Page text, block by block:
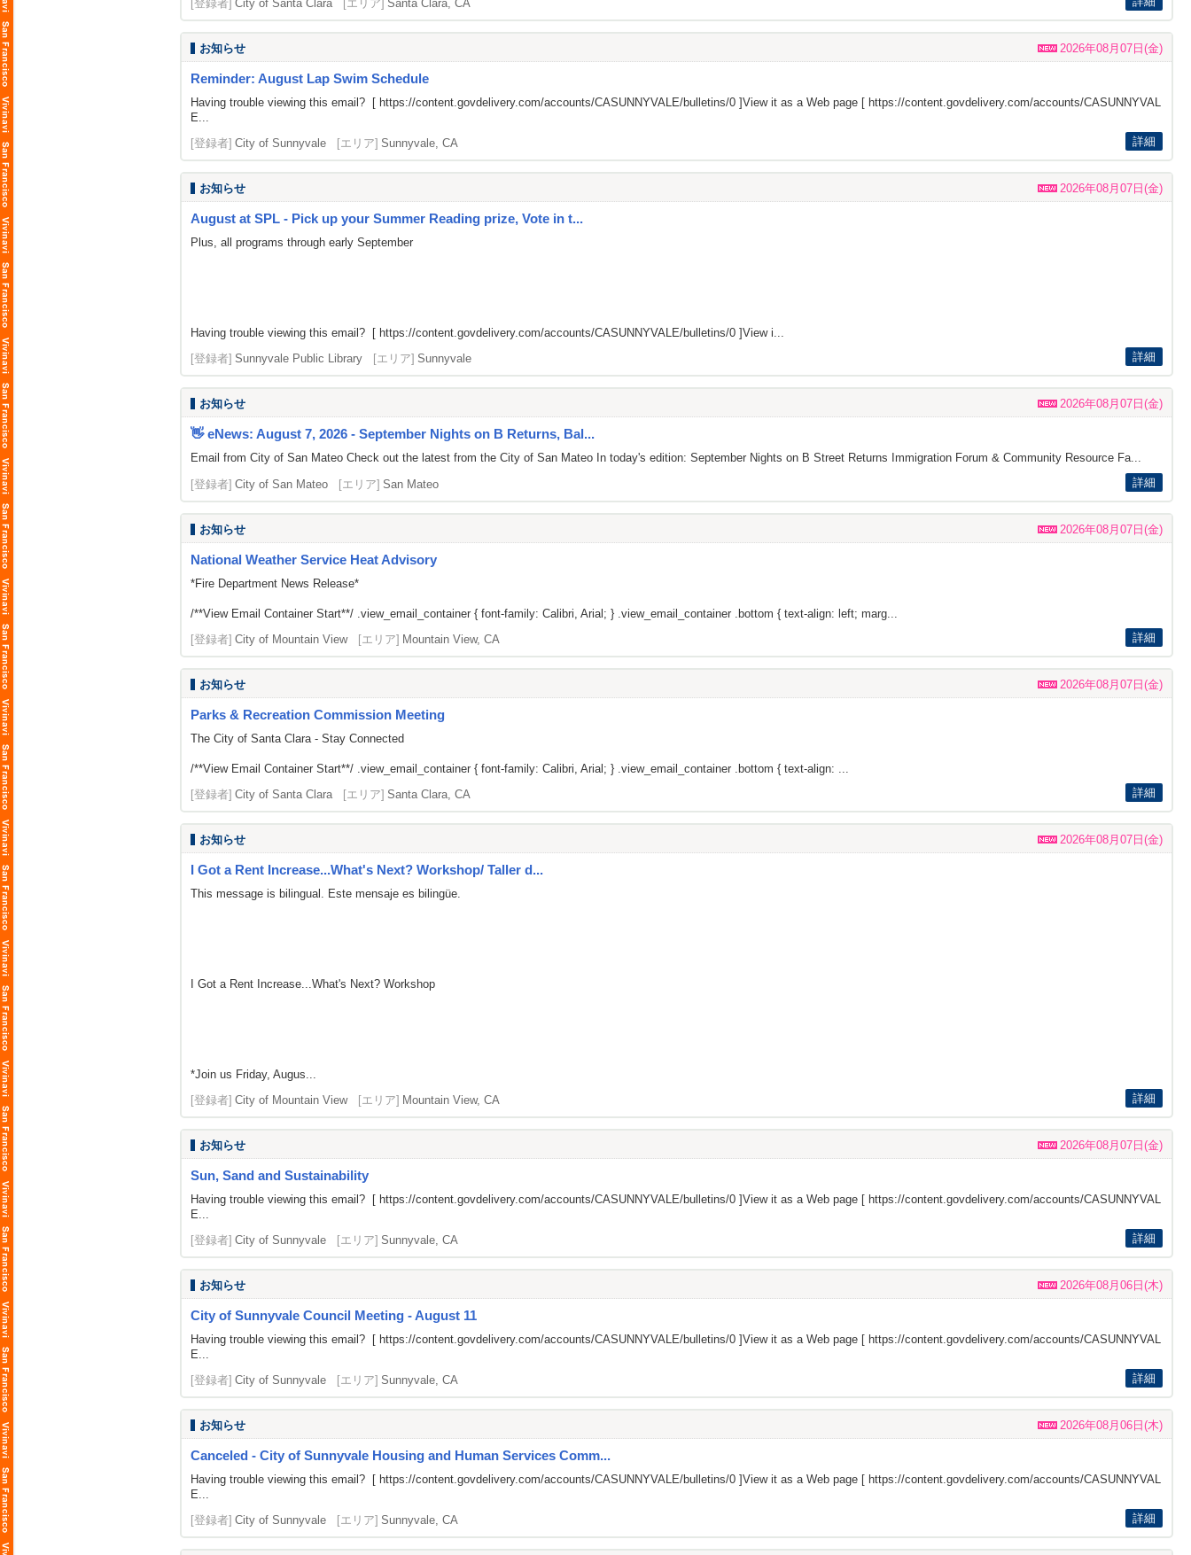
[登録者] City of Santa Clara [エリア] Santa Clara, CA
お知らせ 2026年08月07日(金)
Reminder: August Lap Swim Schedule
Having trouble viewing this email? [ https://content.govdelivery.com/accounts/CASUNNYVALE/bulletins/0 ]View it as a Web page [ https://content.govdelivery.com/accounts/CASUNNYVAL
E...
[登録者] City of Sunnyvale [エリア] Sunnyvale, CA 詳細
お知らせ 2026年08月07日(金)
August at SPL - Pick up your Summer Reading prize, Vote in t...
Plus, all programs through early September
Having trouble viewing this email? [ https://content.govdelivery.com/accounts/CASUNNYVALE/bulletins/0 ]View i...
[登録者] Sunnyvale Public Library [エリア] Sunnyvale 詳細
お知らせ 2026年08月07日(金)
👋 eNews: August 7, 2026 - September Nights on B Returns, Bal...
Email from City of San Mateo Check out the latest from the City of San Mateo In today's edition: September Nights on B Street Returns Immigration Forum & Community Resource Fa...
[登録者] City of San Mateo [エリア] San Mateo 詳細
お知らせ 2026年08月07日(金)
National Weather Service Heat Advisory
*Fire Department News Release*
/**View Email Container Start**/ .view_email_container { font-family: Calibri, Arial; } .view_email_container .bottom { text-align: left; marg...
[登録者] City of Mountain View [エリア] Mountain View, CA 詳細
お知らせ 2026年08月07日(金)
Parks & Recreation Commission Meeting
The City of Santa Clara - Stay Connected
/**View Email Container Start**/ .view_email_container { font-family: Calibri, Arial; } .view_email_container .bottom { text-align: ...
[登録者] City of Santa Clara [エリア] Santa Clara, CA 詳細
お知らせ 2026年08月07日(金)
I Got a Rent Increase...What's Next? Workshop/ Taller d...
This message is bilingual. Este mensaje es bilingüe.
I Got a Rent Increase...What's Next? Workshop
*Join us Friday, Augus...
[登録者] City of Mountain View [エリア] Mountain View, CA 詳細
お知らせ 2026年08月07日(金)
Sun, Sand and Sustainability
Having trouble viewing this email? [ https://content.govdelivery.com/accounts/CASUNNYVALE/bulletins/0 ]View it as a Web page [ https://content.govdelivery.com/accounts/CASUNNYVAL
E...
[登録者] City of Sunnyvale [エリア] Sunnyvale, CA 詳細
お知らせ 2026年08月06日(木)
City of Sunnyvale Council Meeting - August 11
Having trouble viewing this email? [ https://content.govdelivery.com/accounts/CASUNNYVALE/bulletins/0 ]View it as a Web page [ https://content.govdelivery.com/accounts/CASUNNYVAL
E...
[登録者] City of Sunnyvale [エリア] Sunnyvale, CA 詳細
お知らせ 2026年08月06日(木)
Canceled - City of Sunnyvale Housing and Human Services Comm...
Having trouble viewing this email? [ https://content.govdelivery.com/accounts/CASUNNYVALE/bulletins/0 ]View it as a Web page [ https://content.govdelivery.com/accounts/CASUNNYVAL
E...
[登録者] City of Sunnyvale [エリア] Sunnyvale, CA 詳細